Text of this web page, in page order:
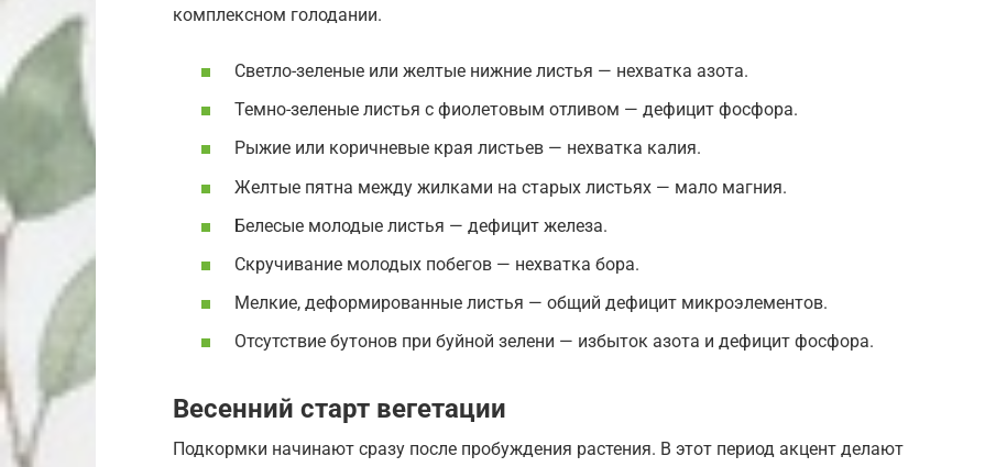
комплексном голодании.
Светло-зеленые или желтые нижние листья — нехватка азота.
Темно-зеленые листья с фиолетовым отливом — дефицит фосфора.
Рыжие или коричневые края листьев — нехватка калия.
Желтые пятна между жилками на старых листьях — мало магния.
Белесые молодые листья — дефицит железа.
Скручивание молодых побегов — нехватка бора.
Мелкие, деформированные листья — общий дефицит микроэлементов.
Отсутствие бутонов при буйной зелени — избыток азота и дефицит фосфора.
Весенний старт вегетации
Подкормки начинают сразу после пробуждения растения. В этот период акцент делают